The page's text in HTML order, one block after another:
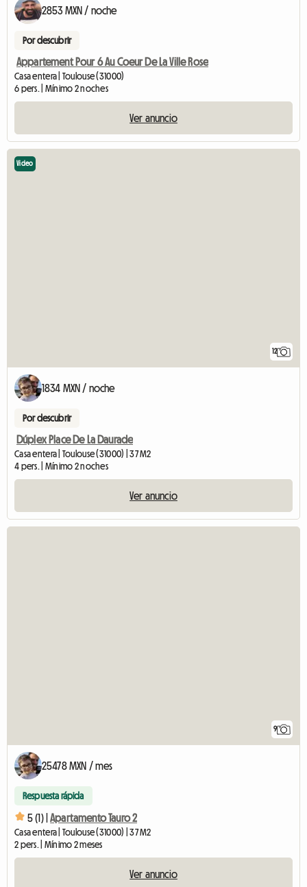
2853 MXN / noche
Por descubrir
Appartement Pour 6 Au Coeur De La Ville Rose
Casa entera | Toulouse (31000)
6 pers. | Mínimo 2 noches
Ver anuncio
12
Video
1834 MXN / noche
Por descubrir
Dúplex Place De La Daurade
Casa entera | Toulouse (31000) | 37 M2
4 pers. | Mínimo 2 noches
Ver anuncio
9
25478 MXN / mes
Respuesta rápida
5 (1) | Apartamento Tauro 2
Casa entera | Toulouse (31000) | 37 M2
2 pers. | Mínimo 2 meses
Ver anuncio